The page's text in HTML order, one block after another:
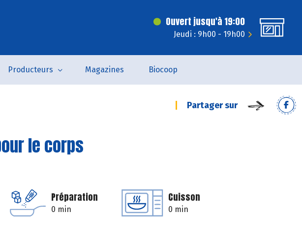
Ouvert jusqu'à 19:00
Jeudi : 9h00 - 19h00
Producteurs Magazines Biocoop
Partager sur
le corps
Préparation
0 min
Cuisson
0 min